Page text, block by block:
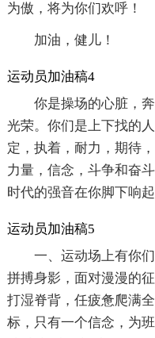
为傲，将为你们欢呼！
加油，健儿！
运动员加油稿4
你是操场的心脏，
光荣。你们是上下找的
定，执着，耐力，期待
力量，信念，斗争和奋
时代的强音在你脚下响起
运动员加油稿5
一、运动场上有你
拼搏身影，面对漫漫的
打湿脊背，任疲惫爬满
标，只有一个信念，为